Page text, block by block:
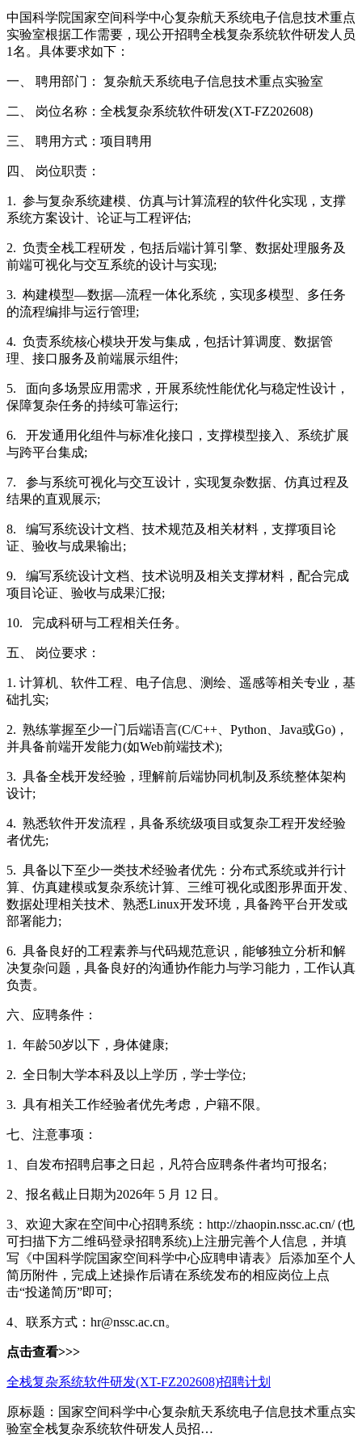
中国科学院国家空间科学中心复杂航天系统电子信息技术重点
实验室根据工作需要，现公开招聘全栈复杂系统软件研发人员
1名。具体要求如下：
一、 聘用部门： 复杂航天系统电子信息技术重点实验室
二、 岗位名称：全栈复杂系统软件研发(XT-FZ202608)
三、 聘用方式：项目聘用
四、 岗位职责：
1. 参与复杂系统建模、仿真与计算流程的软件化实现，支撑
系统方案设计、论证与工程评估;
2. 负责全栈工程研发，包括后端计算引擎、数据处理服务及
前端可视化与交互系统的设计与实现;
3. 构建模型—数据—流程一体化系统，实现多模型、多任务
的流程编排与运行管理;
4. 负责系统核心模块开发与集成，包括计算调度、数据管
理、接口服务及前端展示组件;
5. 面向多场景应用需求，开展系统性能优化与稳定性设计，
保障复杂任务的持续可靠运行;
6. 开发通用化组件与标准化接口，支撑模型接入、系统扩展
与跨平台集成;
7. 参与系统可视化与交互设计，实现复杂数据、仿真过程及
结果的直观展示;
8. 编写系统设计文档、技术规范及相关材料，支撑项目论
证、验收与成果输出;
9. 编写系统设计文档、技术说明及相关支撑材料，配合完成
项目论证、验收与成果汇报;
10. 完成科研与工程相关任务。
五、 岗位要求：
1. 计算机、软件工程、电子信息、测绘、遥感等相关专业，基
础扎实;
2. 熟练掌握至少一门后端语言(C/C++、Python、Java或Go)，
并具备前端开发能力(如Web前端技术);
3. 具备全栈开发经验，理解前后端协同机制及系统整体架构
设计;
4. 熟悉软件开发流程，具备系统级项目或复杂工程开发经验
者优先;
5. 具备以下至少一类技术经验者优先：分布式系统或并行计
算、仿真建模或复杂系统计算、三维可视化或图形界面开发、
数据处理相关技术、熟悉Linux开发环境，具备跨平台开发或
部署能力;
6. 具备良好的工程素养与代码规范意识，能够独立分析和解
决复杂问题，具备良好的沟通协作能力与学习能力，工作认真
负责。
六、应聘条件：
1. 年龄50岁以下，身体健康;
2. 全日制大学本科及以上学历，学士学位;
3. 具有相关工作经验者优先考虑，户籍不限。
七、注意事项：
1、自发布招聘启事之日起，凡符合应聘条件者均可报名;
2、报名截止日期为2026年 5 月 12 日。
3、欢迎大家在空间中心招聘系统：http://zhaopin.nssc.ac.cn/ (也
可扫描下方二维码登录招聘系统)上注册完善个人信息，并填
写《中国科学院国家空间科学中心应聘申请表》后添加至个人
简历附件，完成上述操作后请在系统发布的相应岗位上点
击“投递简历”即可;
4、联系方式：hr@nssc.ac.cn。
点击查看>>>
全栈复杂系统软件研发(XT-FZ202608)招聘计划
原标题：国家空间科学中心复杂航天系统电子信息技术重点实
验室全栈复杂系统软件研发人员招…